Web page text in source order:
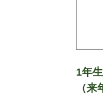
1年
（